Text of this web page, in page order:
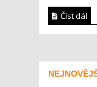
Číst dál